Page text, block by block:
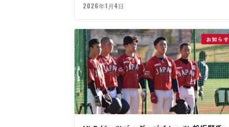
対戦しました。
2026年1月4日
お知らせ